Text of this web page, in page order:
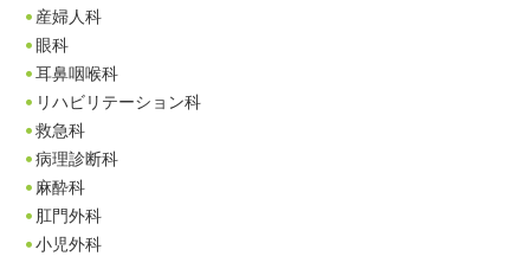
産婦人科
眼科
耳鼻咽喉科
リハビリテーション科
救急科
病理診断科
麻酔科
肛門外科
小児外科